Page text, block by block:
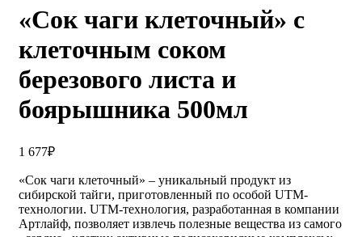
«Сок чаги клеточный» с
клеточным соком
березового листа и
боярышника 500мл
1 677₽
«Сок чаги клеточный» – уникальный продукт из
сибирской тайги, приготовленный по особой UTM-
технологии. UTM-технология, разработанная в компании
Артлайф, позволяет извлечь полезные вещества из самого